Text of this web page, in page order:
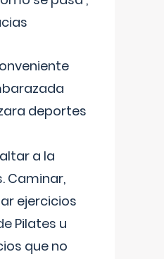
deportes
a la
Caminar,
ejercicios
Pilates u
que no